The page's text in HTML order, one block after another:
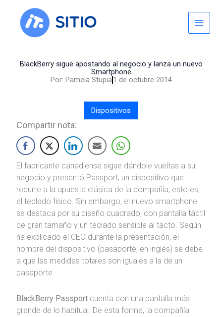
content
BlackBerry sigue apostando al negocio y lanza un nuevo
Smartphone
Por: Pamela Stupia1 de octubre 2014
Dispositivos
Compartir nota:
El fabricante canadiense sigue dándole vueltas a su
negocio y presentó Passport, un dispositivo que
recurre a la apuesta clásica de la compañía, esto es,
el teclado físico. Sin embargo, el nuevo smartphone
se destaca por su diseño cuadrado, con pantalla táctil
de gran tamaño y un teclado sensible al tacto. Según
ha explicado el CEO durante la presentación, el
nombre del dispositivo (pasaporte, en inglés) se debe
a que las medidas totales son iguales a la de un
pasaporte.
BlackBerry Passportcuenta con una pantalla más
grande de lo habitual. De esta forma, la compañía